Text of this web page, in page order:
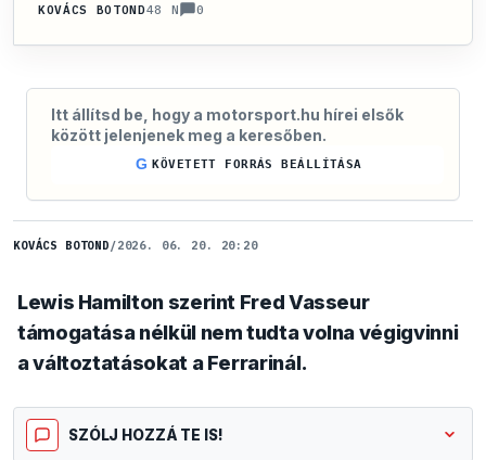
KOVÁCS BOTOND48 N 0
Itt állítsd be, hogy a motorsport.hu hírei elsők
között jelenjenek meg a keresőben.
G KÖVETETT FORRÁS BEÁLLÍTÁSA
KOVÁCS BOTOND/2026. 06. 20. 20:20
Lewis Hamilton szerint Fred Vasseur
támogatása nélkül nem tudta volna végigvinni
a változtatásokat a Ferrarinál.
SZÓLJ HOZZÁ TE IS!